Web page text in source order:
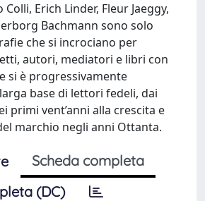
Erich Linder, Fleur Jaeggy,
Bachmann sono solo
che si incrociano per
autori, mediatori e libri con
si è progressivamente
base di lettori fedeli, dai
primi vent’anni alla crescita e
marchio negli anni Ottanta.
Scheda completa
(DC)